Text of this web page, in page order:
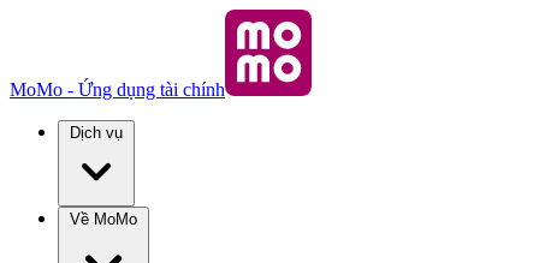
MoMo - Ứng dụng tài chính
Dịch vụ
Về MoMo